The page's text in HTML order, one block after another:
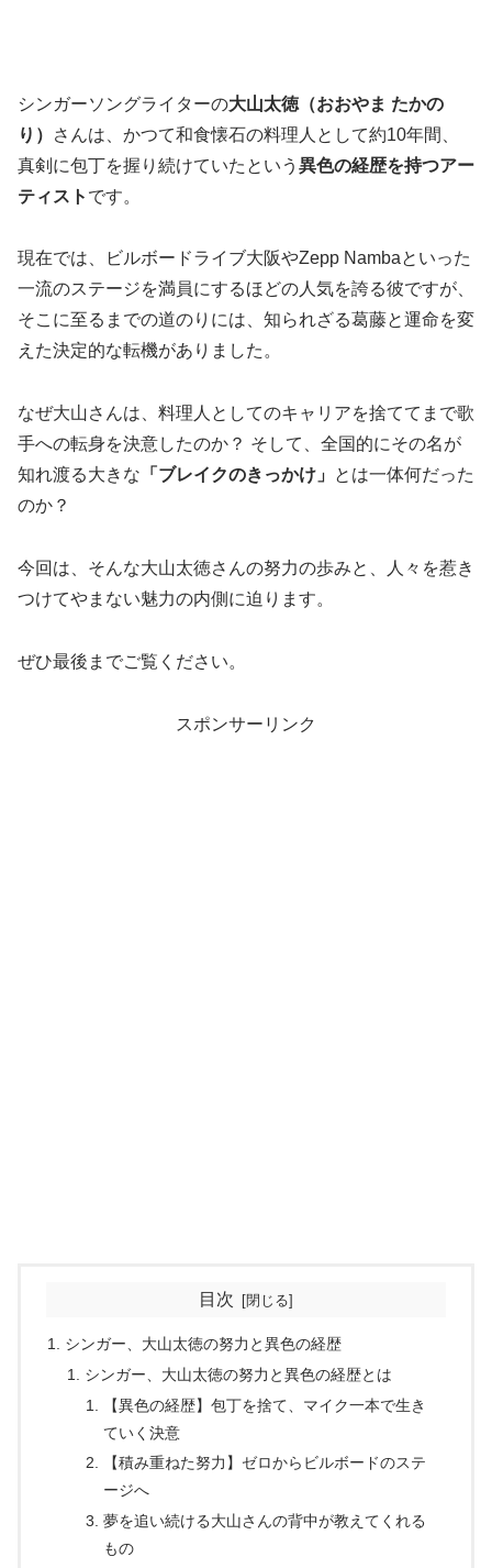
シンガーソングライターの大山太徳（おおやま たかの
り）
さんは、かつて和食懐石の料理人として約10年間、
真剣に包丁を握り続けていたという 異色の経歴を持つアー
ティスト です。
現在では、ビルボードライブ大阪やZepp Nambaといった
一流のステージを満員にするほどの人気を誇る彼ですが、
そこに至るまでの道のりには、知られざる葛藤と運命を変
えた決定的な転機がありました。
なぜ大山さんは、料理人としてのキャリアを捨ててまで歌
手への転身を決意したのか？ そして、全国的にその名が
知れ渡る大きな 「ブレイクのきっかけ」
とは一体何だった
のか？
今回は、そんな大山太徳さんの努力の歩みと、人々を惹き
つけてやまない魅力の内側に迫ります。
ぜひ最後までご覧ください。
スポンサーリンク
目次
シンガー、大山太徳の努力と異色の経歴
シンガー、大山太徳の努力と異色の経歴とは
【異色の経歴】包丁を捨て、マイク一本で生き
ていく決意
【積み重ねた努力】ゼロからビルボードのステ
ージへ
夢を追い続ける大山さんの背中が教えてくれる
もの